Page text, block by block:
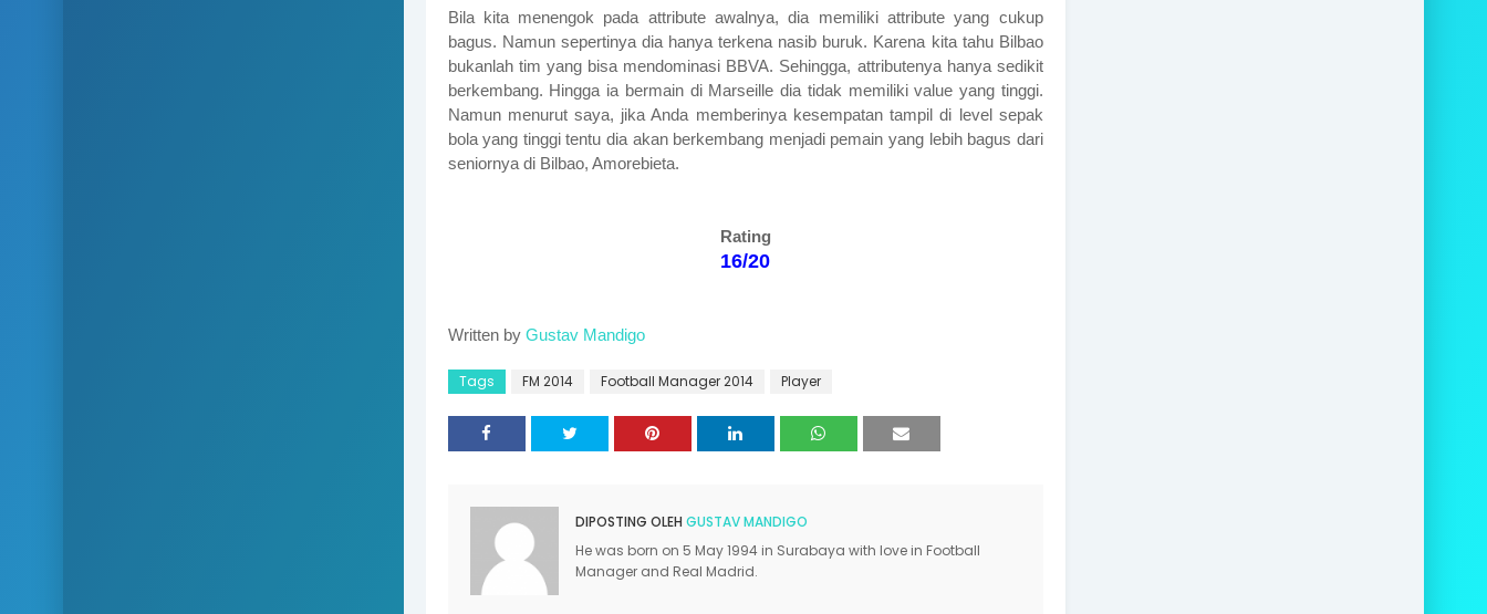
Bila kita menengok pada attribute awalnya, dia memiliki attribute yang cukup
bagus. Namun sepertinya dia hanya terkena nasib buruk. Karena kita tahu Bilbao
bukanlah tim yang bisa mendominasi BBVA. Sehingga, attributenya hanya sedikit
berkembang. Hingga ia bermain di Marseille dia tidak memiliki value yang tinggi.
Namun menurut saya, jika Anda memberinya kesempatan tampil di level sepak
bola yang tinggi tentu dia akan berkembang menjadi pemain yang lebih bagus dari
seniornya di Bilbao, Amorebieta.
Rating
16/20
Written by Gustav Mandigo
Tags FM 2014 Football Manager 2014 Player
DIPOSTING OLEH GUSTAV MANDIGO
He was born on 5 May 1994 in Surabaya with love in Football
Manager and Real Madrid.